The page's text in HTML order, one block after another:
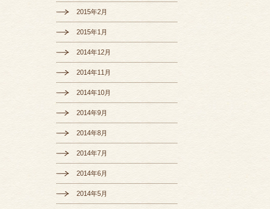
2015年2月
2015年1月
2014年12月
2014年11月
2014年10月
2014年9月
2014年8月
2014年7月
2014年6月
2014年5月